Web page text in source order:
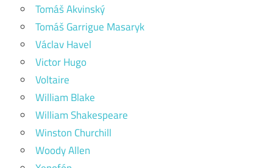
Tomáš Akvinský
Tomáš Garrigue Masaryk
Václav Havel
Victor Hugo
Voltaire
William Blake
William Shakespeare
Winston Churchill
Woody Allen